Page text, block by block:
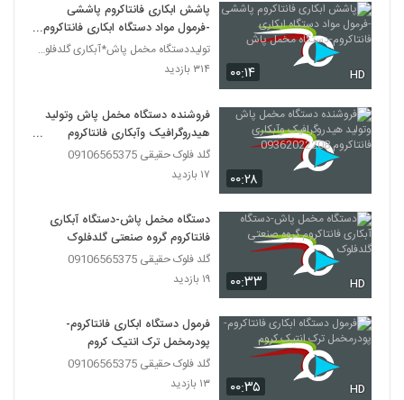
۰۰:۱۴ HD
پاشش ابکاری فانتاکروم پاششی
-فرمول مواد دستگاه ابکاری فانتاکروم-
دستگاه مخمل پاش
تولیددستگاه مخمل پاش*آبکاری گلدفلوک 09106565375
۳۱۴ بازدید
۰۰:۲۸
فروشنده دستگاه مخمل پاش وتولید
هیدروگرافیک وآبکاری فانتاکروم
09362022208
گلد فلوک حقیقی 09106565375
۱۷ بازدید
۰۰:۳۳ HD
دستگاه مخمل پاش-دستگاه آبکاری
فانتاکروم گروه صنعتی گلدفلوک
گلد فلوک حقیقی 09106565375
۱۹ بازدید
۰۰:۳۵ HD
فرمول دستگاه ابکاری فانتاکروم-
پودرمخمل ترک انتیک کروم
گلد فلوک حقیقی 09106565375
۱۳ بازدید